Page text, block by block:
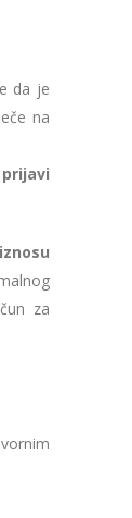
da je
na
za